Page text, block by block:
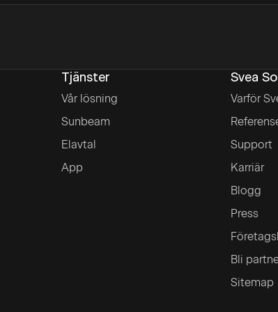
Tjänster
Vår lösning
Sunbeam
Elavtal
App
Svea
Varför
Support
Karriär
Blogg
Press
Bli
Sitemap